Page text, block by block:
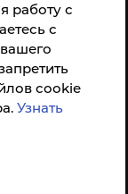
работу с
с
cookie
Узнать
же по прямой